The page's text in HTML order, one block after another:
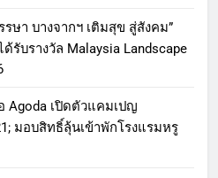
รษา บางจากฯ เติมสุข สู่สังคม”
รับรางวัล Malaysia Landscape
Agoda เปิดตัวแคมเปญ
มอบสิทธิ์ลุ้นเข้าพักโรงแรมหรู